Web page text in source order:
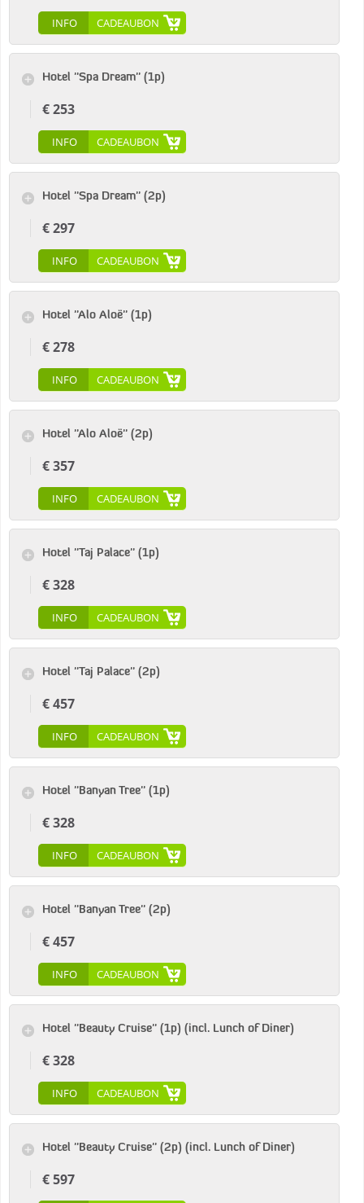
INFO CADEAUBON
Hotel ''Spa Dream'' (1p)
€ 253
INFO CADEAUBON
Hotel ''Spa Dream'' (2p)
€ 297
INFO CADEAUBON
Hotel ''Alo Aloë'' (1p)
€ 278
INFO CADEAUBON
Hotel ''Alo Aloë'' (2p)
€ 357
INFO CADEAUBON
Hotel ''Taj Palace'' (1p)
€ 328
INFO CADEAUBON
Hotel ''Taj Palace'' (2p)
€ 457
INFO CADEAUBON
Hotel ''Banyan Tree'' (1p)
€ 328
INFO CADEAUBON
Hotel ''Banyan Tree'' (2p)
€ 457
INFO CADEAUBON
Hotel ''Beauty Cruise'' (1p) (incl. Lunch of Diner)
€ 328
INFO CADEAUBON
Hotel ''Beauty Cruise'' (2p) (incl. Lunch of Diner)
€ 597